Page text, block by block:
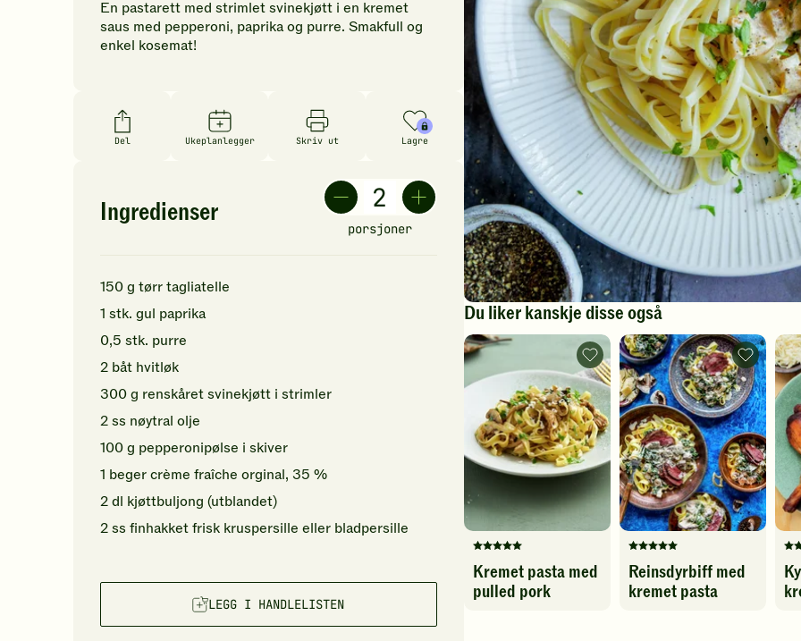
oppskriften.
En pastarett med strimlet svinekjøtt i en kremet
saus med pepperoni, paprika og purre. Smakfull og
enkel kosemat!
Del Ukeplanlegger Skriv ut Lagre
Ingredienser
porsjoner
150g tørrtagliatelle
1 stk. gul paprika
0,5 stk. purre
2 båt hvitløk
300g renskåret svinekjøtt i strimler
2ss nøytral olje
100g pepperonipølse i skiver
1 begercrème fraîche orginal, 35 %
2dl kjøttbuljong (utblandet)
2ss finhakketfrisk kruspersille eller bladpersille
LEGG I HANDLELISTEN
Du liker kanskje disse også
Denne
oppskriften
har
Kremet pasta med
pulled pork
Kremet
pasta
med
pulled
pork
-
legg
til
favoritter
Denne
oppskriften
har
Reinsdyrbiff med
kremet pasta
med
kremet
pasta
-
legg
til
favoritter